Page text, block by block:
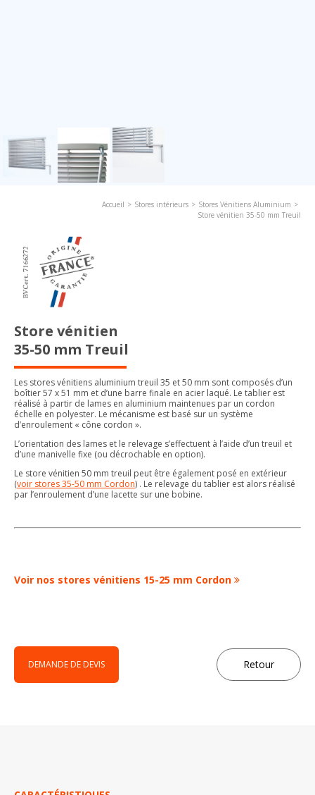
Accueil Stores intérieurs
Stores Vénitiens Aluminium
Store vénitien 35-50 mm Treuil
Store vénitien
35-50 mm Treuil
Les stores vénitiens aluminium treuil 35 et 50 mm sont composés d’un
boîtier 57 x 51 mm et d’une barre finale en acier laqué. Le tablier est
réalisé à partir de lames en aluminium maintenues par un cordon
échelle en polyester. Le mécanisme est basé sur un système
d’enroulement « cône cordon ».
L’orientation des lames et le relevage s’effectuent à l’aide d’un treuil et
d’une manivelle fixe (ou décrochable en option).
Le store vénitien 50 mm treuil peut être également posé en extérieur
(voir stores 35-50 mm Cordon) . Le relevage du tablier est alors réalisé
par l’enroulement d’une lacette sur une bobine.
Voir nos stores vénitiens 15-25 mm Cordon
DEMANDE DE DEVIS Retour